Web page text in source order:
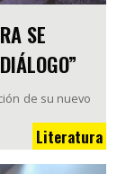
SE
de su nuevo
Literatura